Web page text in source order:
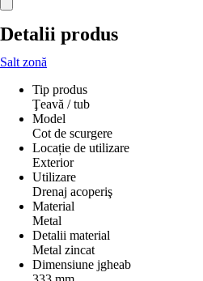
Detalii produs
Salt zonă
Tip produs
Ţeavă / tub
Model
Cot de scurgere
Locație de utilizare
Exterior
Utilizare
Drenaj acoperiş
Material
Metal
Detalii material
Metal zincat
Dimensiune jgheab